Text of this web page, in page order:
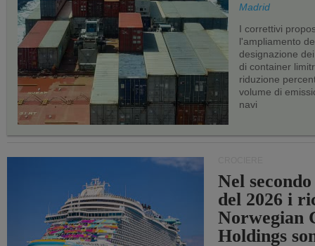
Madrid
I correttivi
l'ampliamento
designazione
di container
riduzione
volume di
navi
Nel
del 2026 i
Norwegian
Holdings